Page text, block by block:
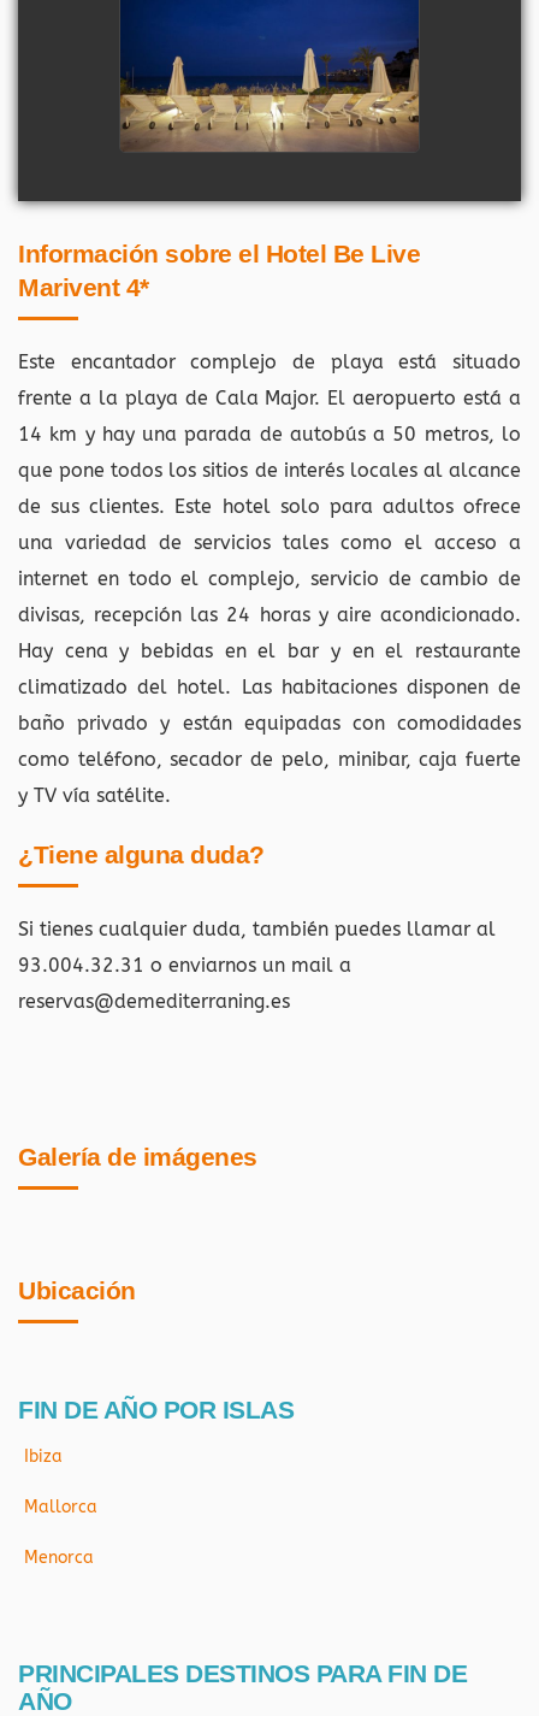
Información sobre el Hotel Be Live
Marivent 4*
Este encantador complejo de playa está situado
frente a la playa de Cala Major. El aeropuerto está a
14 km y hay una parada de autobús a 50 metros, lo
que pone todos los sitios de interés locales al alcance
de sus clientes. Este hotel solo para adultos ofrece
una variedad de servicios tales como el acceso a
internet en todo el complejo, servicio de cambio de
divisas, recepción las 24 horas y aire acondicionado.
Hay cena y bebidas en el bar y en el restaurante
climatizado del hotel. Las habitaciones disponen de
baño privado y están equipadas con comodidades
como teléfono, secador de pelo, minibar, caja fuerte
y TV vía satélite.
¿Tiene alguna duda?
Si tienes cualquier duda, también puedes llamar al
93.004.32.31 o enviarnos un mail a
reservas@demediterraning.es
Galería de imágenes
Ubicación
FIN DE AÑO POR ISLAS
Ibiza
Mallorca
Menorca
PRINCIPALES DESTINOS PARA FIN DE
AÑO